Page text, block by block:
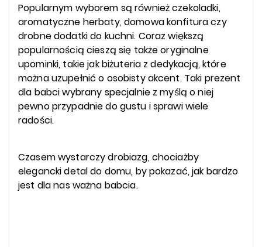
Popularnym wyborem są również czekoladki,
aromatyczne herbaty, domowa konfitura czy
drobne dodatki do kuchni. Coraz większą
popularnością cieszą się także oryginalne
upominki, takie jak biżuteria z dedykacją, które
można uzupełnić o osobisty akcent. Taki prezent
dla babci wybrany specjalnie z myślą o niej
pewno przypadnie do gustu i sprawi wiele
radości.
Czasem wystarczy drobiazg, chociażby
elegancki detal do domu, by pokazać, jak bardzo
jest dla nas ważna babcia.